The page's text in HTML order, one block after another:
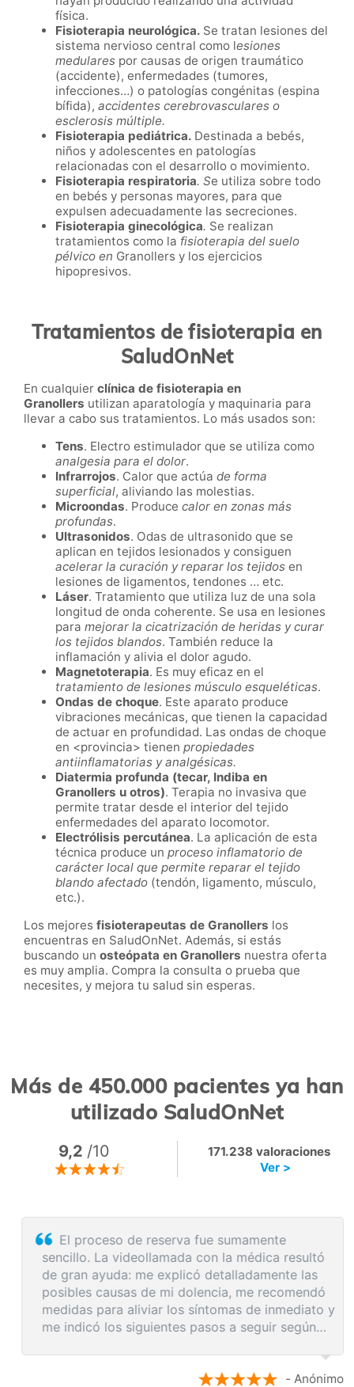
física.
Fisioterapia neurológica. Se tratan lesiones del
sistema nervioso central como lesiones
medulares por causas de origen traumático
(accidente), enfermedades (tumores,
infecciones…) o patologías congénitas (espina
bífida), accidentes cerebrovasculares o
esclerosis múltiple.
Fisioterapia pediátrica. Destinada a bebés,
niños y adolescentes en patologías
relacionadas con el desarrollo o movimiento.
Fisioterapia respiratoria. Se utiliza sobre todo
en bebés y personas mayores, para que
expulsen adecuadamente las secreciones.
Fisioterapia ginecológica. Se realizan
tratamientos como la fisioterapia del suelo
pélvico en Granollers y los ejercicios
hipopresivos.
Tratamientos de fisioterapia en
SaludOnNet
En cualquier clínica de fisioterapia en
Granollers utilizan aparatología y maquinaria para
llevar a cabo sus tratamientos. Lo más usados son:
Tens. Electro estimulador que se utiliza como
analgesia para el dolor.
Infrarrojos. Calor que actúa de forma
superficial, aliviando las molestias.
Microondas. Produce calor en zonas más
profundas.
Ultrasonidos. Odas de ultrasonido que se
aplican en tejidos lesionados y consiguen
acelerar la curación y reparar los tejidos en
lesiones de ligamentos, tendones … etc.
Láser. Tratamiento que utiliza luz de una sola
longitud de onda coherente. Se usa en lesiones
para mejorar la cicatrización de heridas y curar
los tejidos blandos. También reduce la
inflamación y alivia el dolor agudo.
Magnetoterapia. Es muy eficaz en el
tratamiento de lesiones músculo esqueléticas.
Ondas de choque. Este aparato produce
vibraciones mecánicas, que tienen la capacidad
de actuar en profundidad. Las ondas de choque
en <provincia> tienen propiedades
antiinflamatorias y analgésicas.
Diatermia profunda (tecar, Indiba en
Granollers u otros). Terapia no invasiva que
permite tratar desde el interior del tejido
enfermedades del aparato locomotor.
Electrólisis percutánea. La aplicación de esta
técnica produce un proceso inflamatorio de
carácter local que permite reparar el tejido
blando afectado (tendón, ligamento, músculo,
etc.).
Los mejores fisioterapeutas de Granollers los
encuentras en SaludOnNet. Además, si estás
buscando un osteópata en Granollers nuestra oferta
es muy amplia. Compra la consulta o prueba que
necesites, y mejora tu salud sin esperas.
Más de 450.000 pacientes ya han
utilizado SaludOnNet
9,2 /10
171.238 valoraciones
Ver >
El proceso de reserva fue sumamente
sencillo. La videollamada con la médica resultó
de gran ayuda: me explicó detalladamente las
posibles causas de mi dolencia, me recomendó
medidas para aliviar los síntomas de inmediato y
me indicó los siguientes pasos a seguir según
- Anónimo